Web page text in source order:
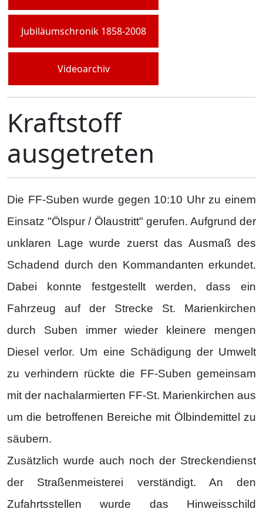
Jubiläumschronik 1858-2008
Videoarchiv
Kraftstoff
ausgetreten
Die FF-Suben wurde gegen 10:10 Uhr zu einem
Einsatz "Ölspur / Ölaustritt" gerufen. Aufgrund der
unklaren Lage wurde zuerst das Ausmaß des
Schadend durch den Kommandanten erkundet.
Dabei konnte festgestellt werden, dass ein
Fahrzeug auf der Strecke St. Marienkirchen
durch Suben immer wieder kleinere mengen
Diesel verlor. Um eine Schädigung der Umwelt
zu verhindern rückte die FF-Suben gemeinsam
mit der nachalarmierten FF-St. Marienkirchen aus
um die betroffenen Bereiche mit Ölbindemittel zu
säubern.
Zusätzlich wurde auch noch der Streckendienst
der Straßenmeisterei verständigt. An den
Zufahrtsstellen wurde das Hinweisschild